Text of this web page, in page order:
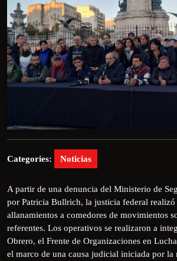
Categories: Noticias
A partir de una denuncia del Ministerio de
por Patricia Bullrich, la justicia federal realizó
allanamientos a comedores de movimientos
referentes. Los operativos se realizaron a
Obrero, el Frente de Organizaciones en
el marco de una causa judicial iniciada por la